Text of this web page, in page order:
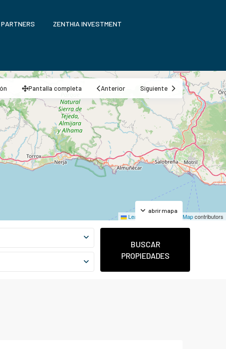
ZENTHIA INVESTMENT
Leaflet OpenStreetMapcontributors
abrir mapa
Pantalla completa Anterior Siguiente
BUSCAR
PROPIEDADES